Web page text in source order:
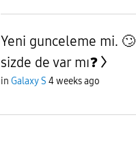
Yeni gunceleme mi. 🙄
sizde de var mı❓️
in Galaxy S 4 weeks ago